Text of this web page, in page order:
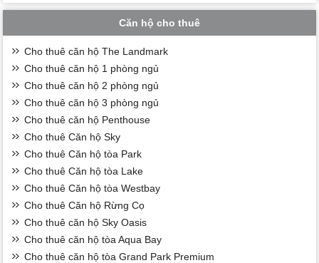
Căn hộ cho thuê
Cho thuê căn hộ The Landmark
Cho thuê căn hộ 1 phòng ngủ
Cho thuê căn hộ 2 phòng ngủ
Cho thuê căn hộ 3 phòng ngủ
Cho thuê căn hộ Penthouse
Cho thuê Căn hộ Sky
Cho thuê Căn hộ tòa Park
Cho thuê Căn hộ tòa Lake
Cho thuê Căn hộ tòa Westbay
Cho thuê Căn hộ Rừng Cọ
Cho thuê căn hộ Sky Oasis
Cho thuê căn hộ tòa Aqua Bay
Cho thuê căn hộ tòa Grand Park Premium